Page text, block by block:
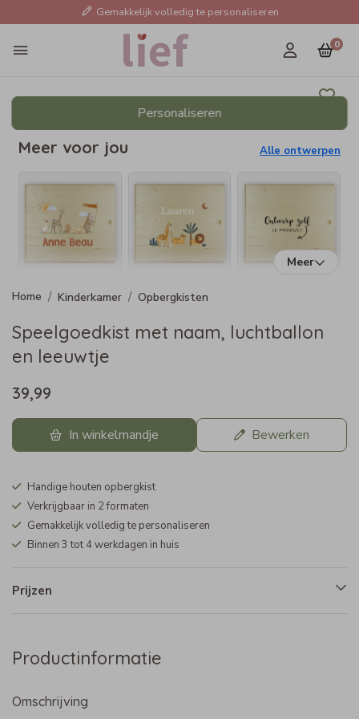
Gemakkelijk volledig te personaliseren
0
Personaliseren
Meer voor jou Alle ontwerpen
Meer
Kinderkamer Opbergkisten
Speelgoedkist met naam, luchtballon
en leeuwtje
39,99
In winkelmandje Bewerken
Handige houten opbergkist
Verkrijgbaar in 2 formaten
Gemakkelijk volledig te personaliseren
Binnen 3 tot 4 werkdagen in huis
Prijzen
Productinformatie
Omschrijving